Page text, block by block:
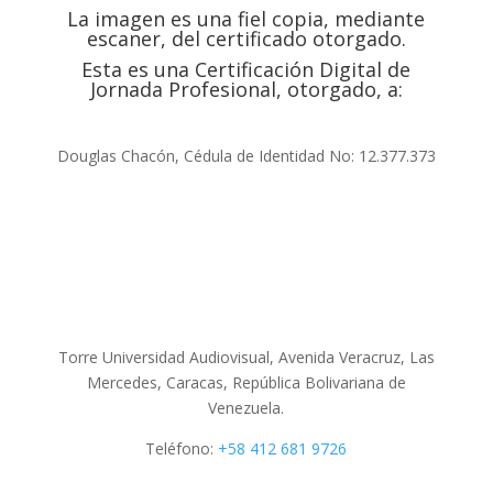
La imagen es una fiel copia, mediante
escaner, del certificado otorgado.
Esta es una Certificación Digital de
Jornada Profesional, otorgado, a:
Douglas Chacón, Cédula de Identidad No: 12.377.373
Torre Universidad Audiovisual, Avenida Veracruz, Las
Mercedes, Caracas, República Bolivariana de
Venezuela.
Teléfono: +58 412 681 9726